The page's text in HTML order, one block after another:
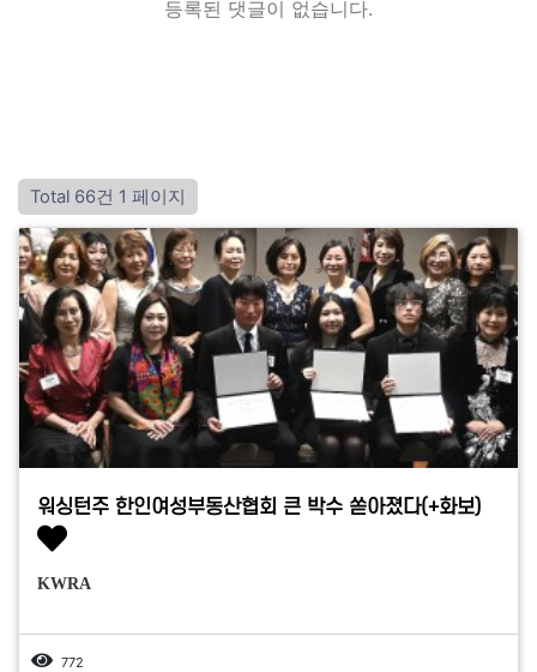
등록된 댓글이 없습니다.
Total 66건 1 페이지
워싱턴주 한인여성부동산협회 큰 박수 쏟아졌다(+화보)
KWRA
772